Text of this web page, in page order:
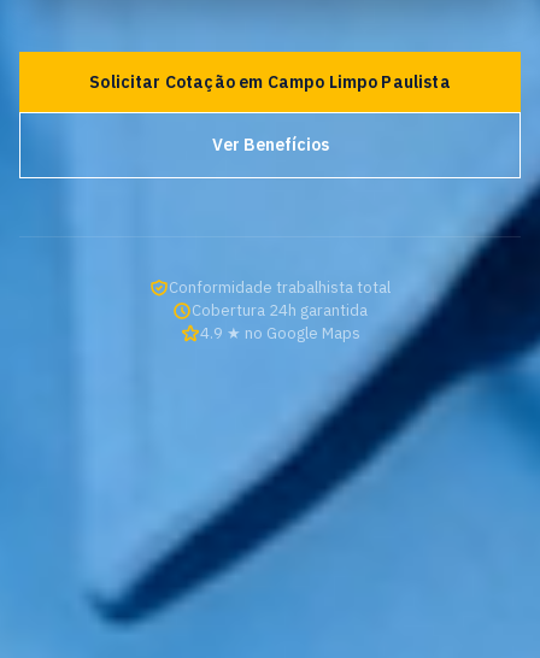
Solicitar Cotação em Campo Limpo Paulista
Ver Benefícios
Conformidade trabalhista total
Cobertura 24h garantida
4.9 ★ no Google Maps